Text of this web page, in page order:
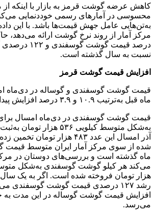
کاهش عرضه گوشت قرمز به بازار با اینکه
محسوسی در آمار‌های رسمی خوددنمایی
به‌تن‌هایی عامل جهش قیمت‌ها باشد. با این
درصد قیمت گوشت
نسبت به سال گذشته است.
افزایش قیمت گوشت قرمز
قیمت گوشت گوسفندی و گوساله در دی‌ماه
ماه قبل به‌ترتیب ۱۰.۹ و ۳.۹ درصد افزایش پیدا کرد.
قیمت گوشت گوسفندی در دی‌ماه امسال
به‌شکل متوسط کیلویی ۵۳۶
آذر امسال این عدد ۴۸۳ هزار
شده از سوی مرکز آمار ایران متوسط قیمت
ماه گذشته است و بررسی‌های دوستان در
هزار تومان فروخته شده است. اگر به یک سال
رشد ۱۲۷ درصدی قیمت گوشت گوسفندی
می‌رسد.